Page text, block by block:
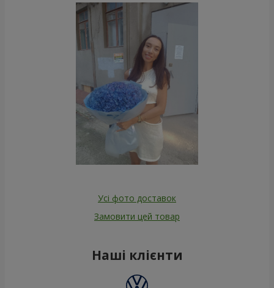
Усі фото доставок
Замовити цей товар
Наші клієнти